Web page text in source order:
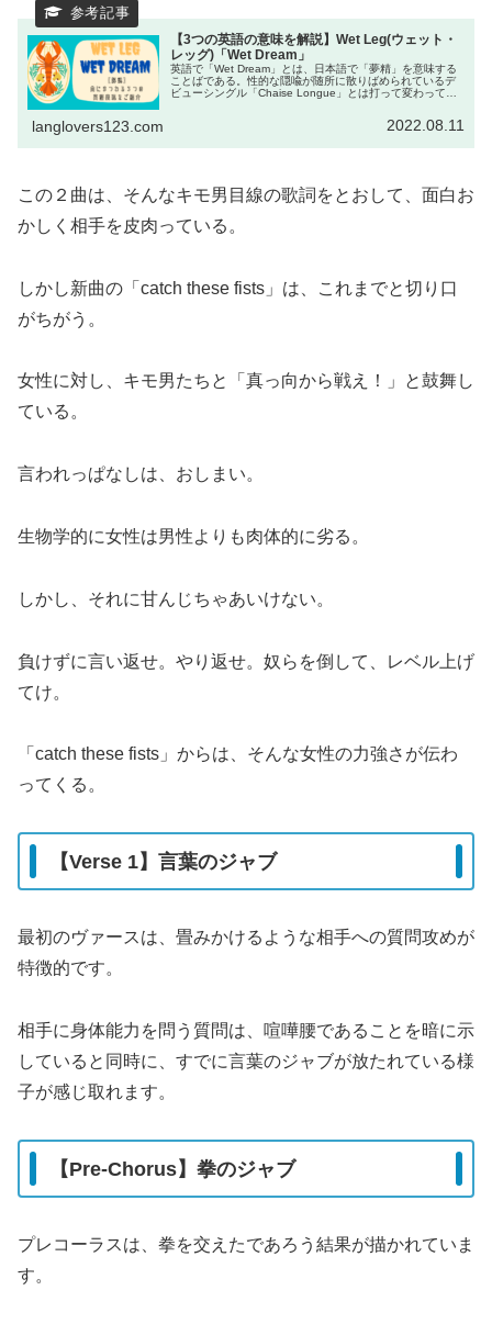
【3つの英語の意味を解説】Wet Leg(ウェット・
レッグ)「Wet Dream」
英語で「Wet Dream」とは、日本語で「夢精」を意味する
ことばである。性的な隠喩が随所に散りばめられているデ
ビューシングル「Chaise Longue」とは打って変わって、
langlovers123.com 2022.08.11
この２曲は、そんなキモ男目線の歌詞をとおして、面白お
かしく相手を皮肉っている。
しかし新曲の「catch these fists」は、これまでと切り口
がちがう。
女性に対し、キモ男たちと「真っ向から戦え！」と鼓舞し
ている。
言われっぱなしは、おしまい。
生物学的に女性は男性よりも肉体的に劣る。
しかし、それに甘んじちゃあいけない。
負けずに言い返せ。やり返せ。奴らを倒して、レベル上げ
てけ。
「catch these fists」からは、そんな女性の力強さが伝わ
ってくる。
【Verse 1】言葉のジャブ
最初のヴァースは、畳みかけるような相手への質問攻めが
特徴的です。
相手に身体能力を問う質問は、喧嘩腰であることを暗に示
していると同時に、すでに言葉のジャブが放たれている様
子が感じ取れます。
【Pre-Chorus】拳のジャブ
プレコーラスは、拳を交えたであろう結果が描かれていま
す。